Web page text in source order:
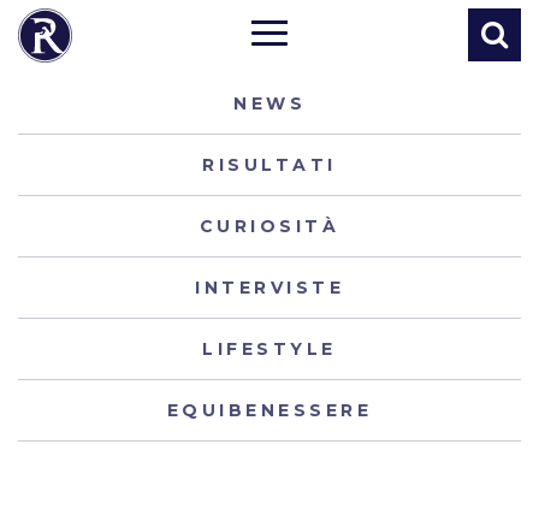
NEWS
RISULTATI
CURIOSITÀ
INTERVISTE
LIFESTYLE
EQUIBENESSERE